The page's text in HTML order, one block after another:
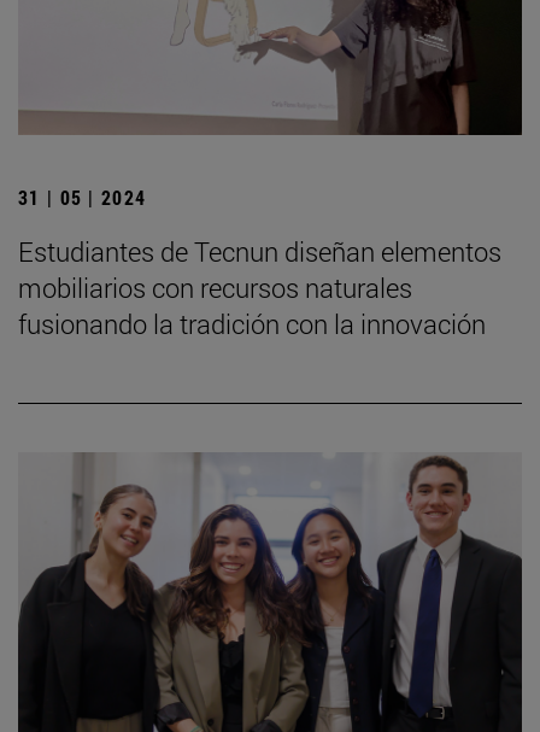
31 | 05 | 2024
Estudiantes de Tecnun diseñan elementos
mobiliarios con recursos naturales
fusionando la tradición con la innovación